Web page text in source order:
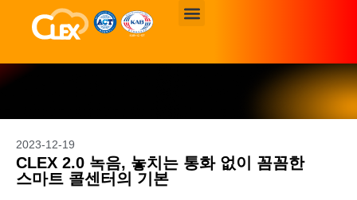
CLEX의 새로운 업데이트
소식을 확인해 보세요.
2023-12-19
CLEX 2.0 녹음, 놓치는 통화 없이 꼼꼼한
스마트 콜센터의 기본